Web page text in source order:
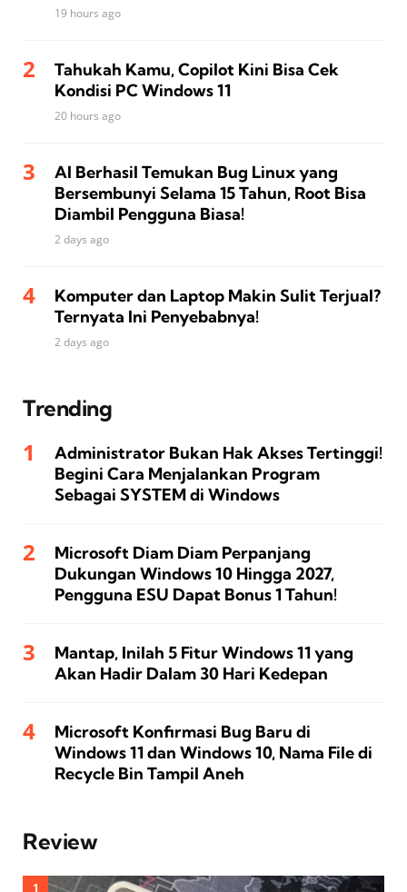
19 hours ago
Tahukah Kamu, Copilot Kini Bisa Cek
Kondisi PC Windows 11
20 hours ago
AI Berhasil Temukan Bug Linux yang
Bersembunyi Selama 15 Tahun, Root Bisa
Diambil Pengguna Biasa!
2 days ago
Komputer dan Laptop Makin Sulit Terjual?
Ternyata Ini Penyebabnya!
2 days ago
Trending
Administrator Bukan Hak Akses Tertinggi!
Begini Cara Menjalankan Program
Sebagai SYSTEM di Windows
Microsoft Diam Diam Perpanjang
Dukungan Windows 10 Hingga 2027,
Pengguna ESU Dapat Bonus 1 Tahun!
Mantap, Inilah 5 Fitur Windows 11 yang
Akan Hadir Dalam 30 Hari Kedepan
Microsoft Konfirmasi Bug Baru di
Windows 11 dan Windows 10, Nama File di
Recycle Bin Tampil Aneh
Review